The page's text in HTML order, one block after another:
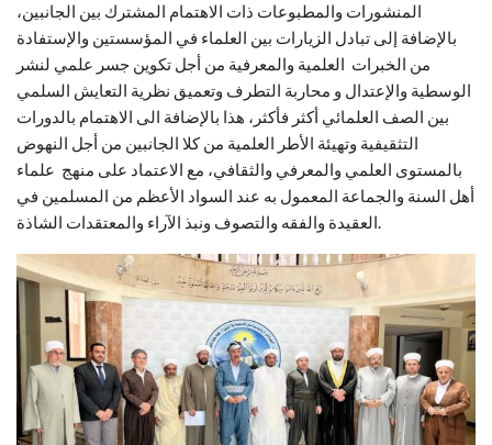
المنشورات والمطبوعات ذات الاهتمام المشترك بين الجانبين،
بالإضافة إلى تبادل الزيارات بين العلماء في المؤسستين والإستفادة
من الخبرات العلمية والمعرفية من أجل تكوين جسر علمي لنشر
الوسطية والإعتدال و محاربة التطرف وتعميق نظرية التعايش السلمي
بين الصف العلمائي أكثر فأكثر، هذا بالإضافة الى الاهتمام بالدورات
التثقيفية وتهيئة الأطر العلمية من كلا الجانبين من أجل النهوض
بالمستوى العلمي والمعرفي والثقافي، مع الاعتماد على منهج علماء
أهل السنة والجماعة المعمول به عند السواد الأعظم من المسلمين في
العقيدة والفقه والتصوف ونبذ الآراء والمعتقدات الشاذة.